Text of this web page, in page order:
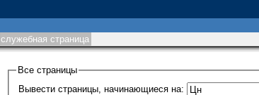
служебная страница
Все страницы
Вывести страницы, начинающиеся на: